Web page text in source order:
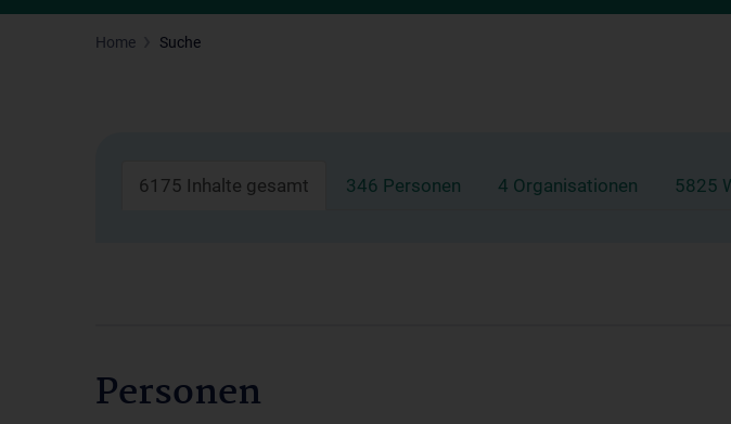
Home Suche
6175 Inhalte gesamt 346 Personen 4 Organisationen 5825
Personen